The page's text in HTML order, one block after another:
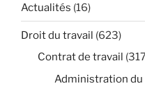
Actualités (16)
Droit du travail (623)
Contrat de travail
Administration du